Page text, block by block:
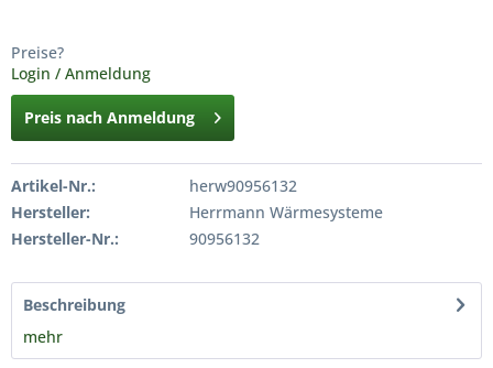
Preise?
Login / Anmeldung
Preis nach Anmeldung
Artikel-Nr.:
herw90956132
Hersteller:
Herrmann Wärmesysteme
Hersteller-Nr.:
90956132
Beschreibung
mehr